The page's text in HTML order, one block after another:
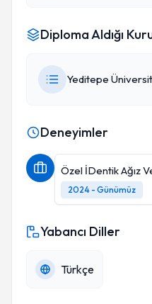
Diploma Aldığı
Yeditepe
Deneyimler
Özel İDentik Ağız
2024 - Günümüz
Yabancı Diller
Türkçe